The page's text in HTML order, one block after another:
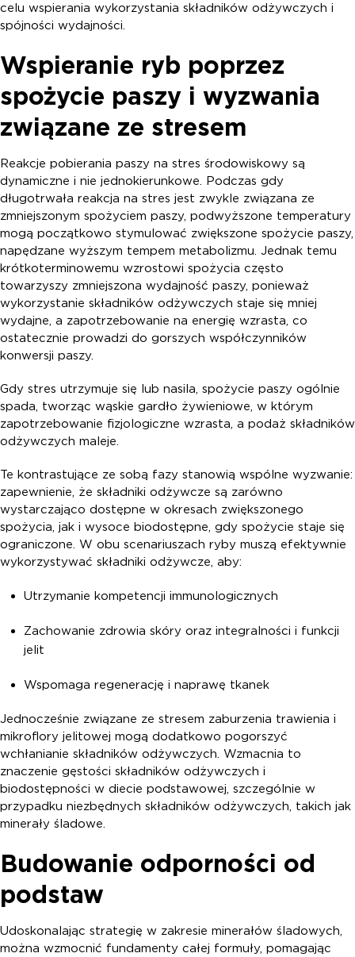
celu wspierania wykorzystania składników odżywczych i
spójności wydajności.
Wspieranie ryb poprzez
spożycie paszy i wyzwania
związane ze stresem
Reakcje pobierania paszy na stres środowiskowy są
dynamiczne i nie jednokierunkowe. Podczas gdy
długotrwała reakcja na stres jest zwykle związana ze
zmniejszonym spożyciem paszy, podwyższone temperatury
mogą początkowo stymulować zwiększone spożycie paszy,
napędzane wyższym tempem metabolizmu. Jednak temu
krótkoterminowemu wzrostowi spożycia często
towarzyszy zmniejszona wydajność paszy, ponieważ
wykorzystanie składników odżywczych staje się mniej
wydajne, a zapotrzebowanie na energię wzrasta, co
ostatecznie prowadzi do gorszych współczynników
konwersji paszy.
Gdy stres utrzymuje się lub nasila, spożycie paszy ogólnie
spada, tworząc wąskie gardło żywieniowe, w którym
zapotrzebowanie fizjologiczne wzrasta, a podaż składników
odżywczych maleje.
Te kontrastujące ze sobą fazy stanowią wspólne wyzwanie:
zapewnienie, że składniki odżywcze są zarówno
wystarczająco dostępne w okresach zwiększonego
spożycia, jak i wysoce biodostępne, gdy spożycie staje się
ograniczone. W obu scenariuszach ryby muszą efektywnie
wykorzystywać składniki odżywcze, aby:
Utrzymanie kompetencji immunologicznych
Zachowanie zdrowia skóry oraz integralności i funkcji
jelit
Wspomaga regenerację i naprawę tkanek
Jednocześnie związane ze stresem zaburzenia trawienia i
mikroflory jelitowej mogą dodatkowo pogorszyć
wchłanianie składników odżywczych. Wzmacnia to
znaczenie gęstości składników odżywczych i
biodostępności w diecie podstawowej, szczególnie w
przypadku niezbędnych składników odżywczych, takich jak
minerały śladowe.
Budowanie odporności od
podstaw
Udoskonalając strategię w zakresie minerałów śladowych,
można wzmocnić fundamenty całej formuły, pomagając